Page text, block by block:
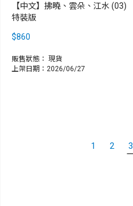
【中文】拂曉、雲朵、江水 (03)
特裝版
$860
販售狀態： 現貨
上架日期：2026/06/27
1 2 3